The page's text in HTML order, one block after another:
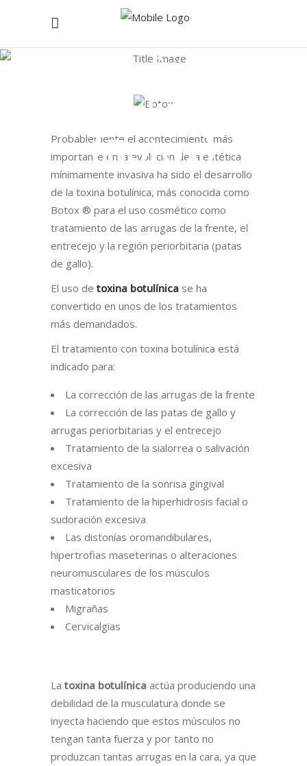
Toxina
Botulínica
(Botox)
Probablemente el acontecimiento más
importante en la evolución de la estética
mínimamente invasiva ha sido el desarrollo
de la toxina botulínica, más conocida como
Botox ® para el uso cosmético como
tratamiento de las arrugas de la frente, el
entrecejo y la región periorbitaria (patas
de gallo).
El uso detoxina botulínica se ha
convertido en unos de los tratamientos
más demandados.
El tratamiento con toxina botulínica está
indicado para:
La corrección de las arrugas de la frente
La corrección de las patas de gallo y
arrugas periorbitarias y el entrecejo
Tratamiento de la sialorrea o salivación
excesiva
Tratamiento de la sonrisa gingival
Tratamiento de la hiperhidrosis facial o
sudoración excesiva
Las distonías oromandibulares,
hipertrofias maseterinas o alteraciones
neuromusculares de los músculos
masticatorios
Migrañas
Cervicalgias
La toxina botulínica actúa produciendo una
debilidad de la musculatura donde se
inyecta haciendo que estos músculos no
tengan tanta fuerza y por tanto no
produzcan tantas arrugas en la cara, ya que